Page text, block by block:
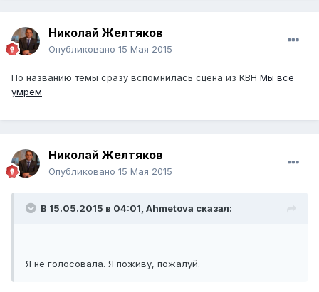
Николай Желтяков
Опубликовано 15 Мая 2015
По названию темы сразу вспомнилась сцена из КВН Мы все
умрем
Николай Желтяков
Опубликовано 15 Мая 2015
В 15.05.2015 в 04:01, Ahmetova сказал:
Я не голосовала. Я поживу, пожалуй.